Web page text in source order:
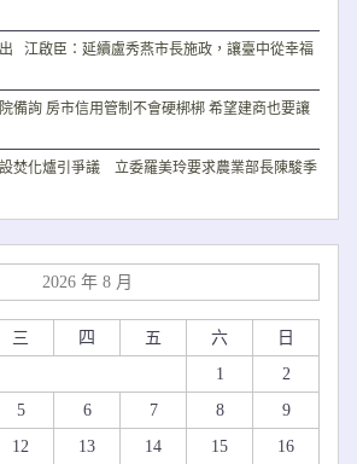
江啟臣：延續盧秀燕市長施政，讓臺中從幸福
備詢 房市信用管制不會硬梆梆 希望建商也要讓
焚化爐引爭議 立委羅美玲要求農業部長陳駿季
2026 年 8 月
三 四 五 六
日
1
2
5 6 7 8
9
12 13 14 15 16